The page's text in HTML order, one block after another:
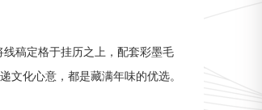
稿定格于挂历之上，配套彩墨毛
化心意，都是藏满年味的优选。